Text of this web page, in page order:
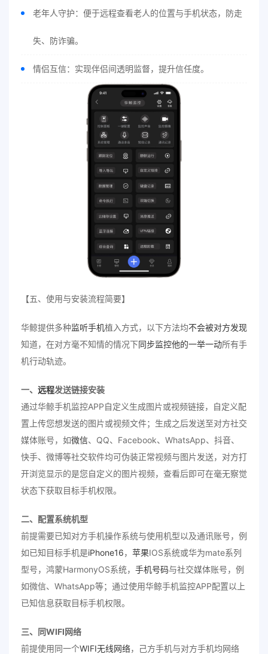
老年人守护：便于远程查看老人的位置与手机状态，防走
失、防诈骗。
情侣互信：实现伴侣间透明监督，提升信任度。
【五、使用与安装流程简要】
华鲸提供多种监听手机植入方式，以下方法均不会被对方发现
知道，在对方毫不知情的情况下同步监控他的一举一动所有手
机行动轨迹。
一、 远程发送链接安装
通过华鲸手机监控APP自定义生成图片或视频链接，自定义配
置上传您想发送的图片或视频文件；生成之后发送至对方社交
媒体账号，如微信、QQ、Facebook、WhatsApp、抖音、
快手、微博等社交软件均可伪装正常视频与图片发送，对方打
开浏览显示的是您自定义的图片视频，查看后即可在毫无察觉
状态下获取目标手机权限。
二、配置系统机型
前提需要已知对方手机操作系统与使用机型以及通讯账号，例
如已知目标手机是iPhone16， 苹果IOS系统或华为mate系列
型号，鸿蒙HarmonyOS系统， 手机号码与社交媒体账号，例
如微信、WhatsApp等；通过使用华鲸手机监控APP配置以上
已知信息获取目标手机权限。
三、同WIFI网络
前提使用同一个WIFI无线网络，己方手机与对方手机均网络